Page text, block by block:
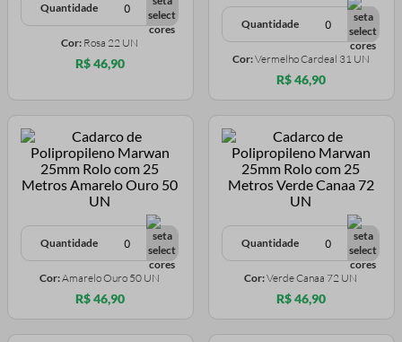
Quantidade
Cor: Rosa 22 UN
R$ 46,90
Quantidade
Cor:Vermelho Cardeal 31 UN
R$ 46,90
Quantidade
Cor:Amarelo Ouro 50 UN
R$ 46,90
Quantidade
Cor:Verde Canaa 72 UN
R$ 46,90